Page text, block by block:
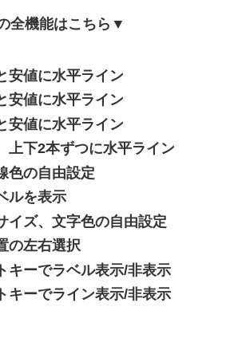
全機能はこちら▼
安値に水平ライン
安値に水平ライン
安値に水平ライン
上下2本ずつに水平ライン
色の自由設定
ルを表示
イズ、文字色の自由設定
の左右選択
キーでラベル表示/非表示
キーでライン表示/非表示